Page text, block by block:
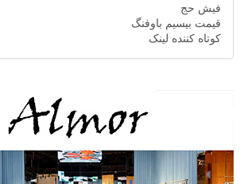
فیش حج
قیمت بیسیم باوفنگ
کوتاه کننده لینک